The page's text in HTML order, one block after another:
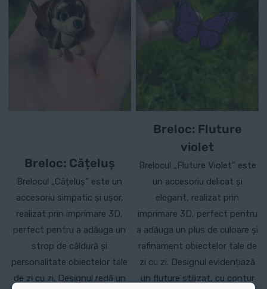
Breloc: Cățeluș
Brelocul „Cățeluș” este un
accesoriu simpatic și ușor,
realizat prin imprimare 3D,
perfect pentru a adăuga un
strop de căldură și
personalitate obiectelor tale
de zi cu zi. Designul redă un
Breloc: Fluture
violet
Brelocul „Fluture Violet” este
un accesoriu delicat și
elegant, realizat prin
imprimare 3D, perfect pentru
a adăuga un plus de culoare și
rafinament obiectelor tale de
zi cu zi. Designul evidențiază
un fluture stilizat, cu contur